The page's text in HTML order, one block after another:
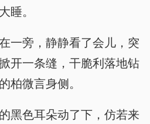
睡。
一旁，静静看了会儿，突
开一条缝，干脆利落地钻
柏微言身侧。
黑色耳朵动了下，仿若来